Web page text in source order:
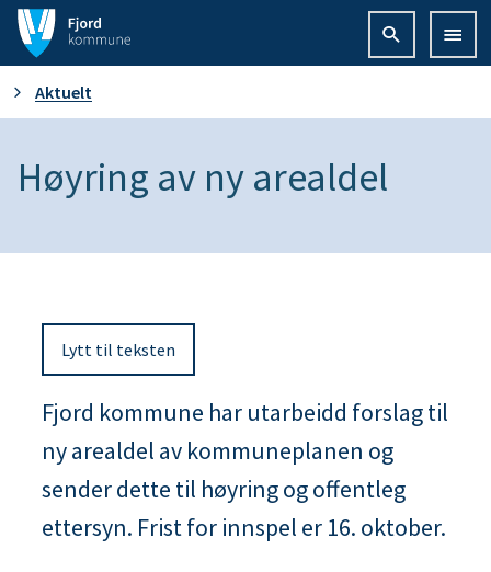
F
j
o
r
o
m
m
u
n
D
r
Aktuelt
Høyring av ny arealdel
Lytt til teksten
Fjord kommune har utarbeidd forslag til
ny arealdel av kommuneplanen og
sender dette til høyring og offentleg
ettersyn. Frist for innspel er 16. oktober.